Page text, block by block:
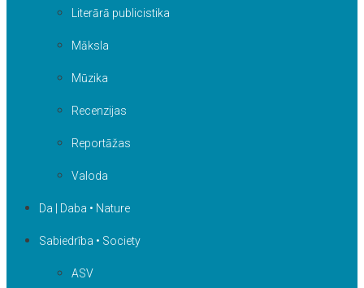
Literārā publicistika
Māksla
Mūzika
Recenzijas
Reportāžas
Valoda
Da | Daba • Nature
Sabiedrība • Society
ASV